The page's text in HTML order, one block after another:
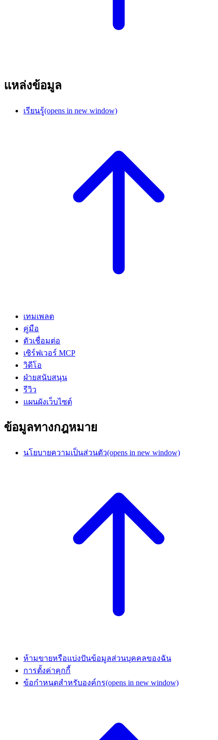
แหล่งข้อมูล
เรียนรู้(opens in new window)
เทมเพลต
คู่มือ
ตัวเชื่อมต่อ
เซิร์ฟเวอร์ MCP
วิดีโอ
ฝ่ายสนับสนุน
รีวิว
แผนผังเว็บไซต์
ข้อมูลทางกฎหมาย
นโยบายความเป็นส่วนตัว(opens in new window)
ห้ามขายหรือแบ่งปันข้อมูลส่วนบุคคลของฉัน
การตั้งค่าคุกกี้
ข้อกำหนดสำหรับองค์กร(opens in new window)